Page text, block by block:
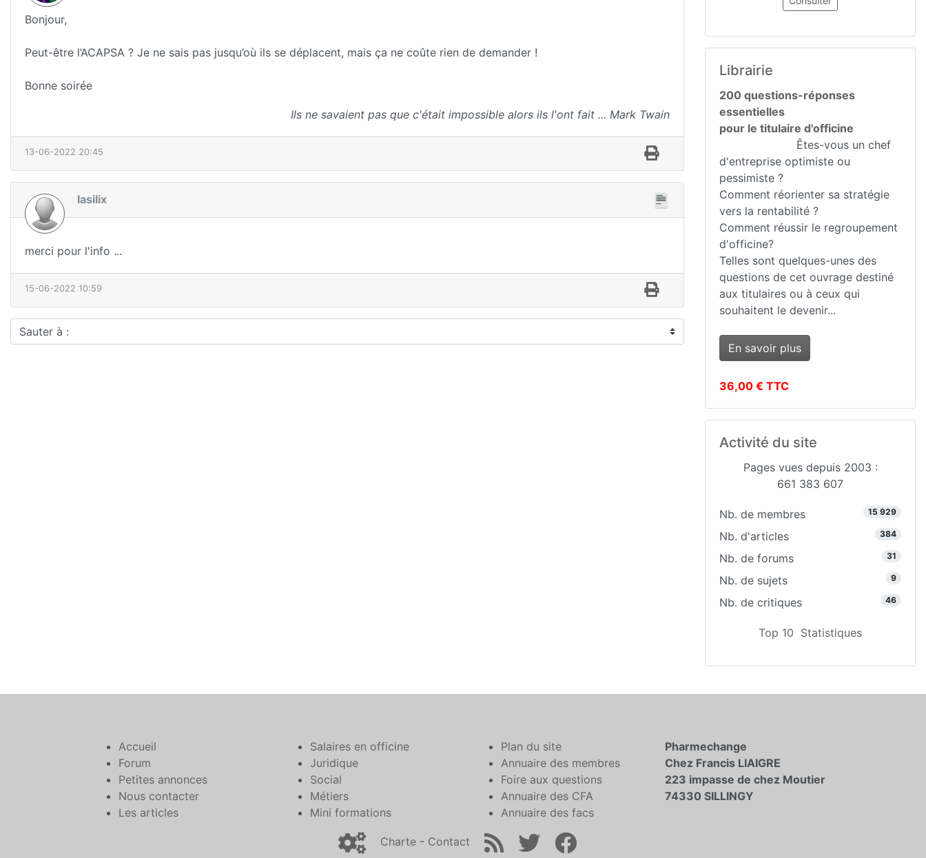
Bonjour,
Peut-être l’ACAPSA ? Je ne sais pas jusqu’où ils se déplacent, mais ça ne coûte rien de demander !
Bonne soirée
Ils ne savaient pas que c'était impossible alors ils l'ont fait ... Mark Twain
13-06-2022 20:45
lasilix
merci pour l'info ...
15-06-2022 10:59
Sauter à :
Librairie
200 questions-réponses
essentielles
pour le titulaire d'officine
Êtes-vous un chef
d'entreprise optimiste ou
pessimiste ?
Comment réorienter sa stratégie
vers la rentabilité ?
Comment réussir le regroupement
d'officine?
Telles sont quelques-unes des
questions de cet ouvrage destiné
aux titulaires ou à ceux qui
souhaitent le devenir...
En savoir plus
36,00 € TTC
Activité du site
Pages vues depuis 2003 :
661 383 607
Nb. de membres 15 929
Nb. d'articles 384
Nb. de forums 31
Nb. de sujets 9
Nb. de critiques 46
Top 10 Statistiques
Accueil
Forum
Petites annonces
Nous contacter
Les articles
Salaires en officine
Juridique
Social
Métiers
Mini formations
Plan du site
Annuaire des membres
Foire aux questions
Annuaire des CFA
Annuaire des facs
Pharmechange
Chez Francis LIAIGRE
223 impasse de chez Moutier
74330 SILLINGY
Charte - Contact